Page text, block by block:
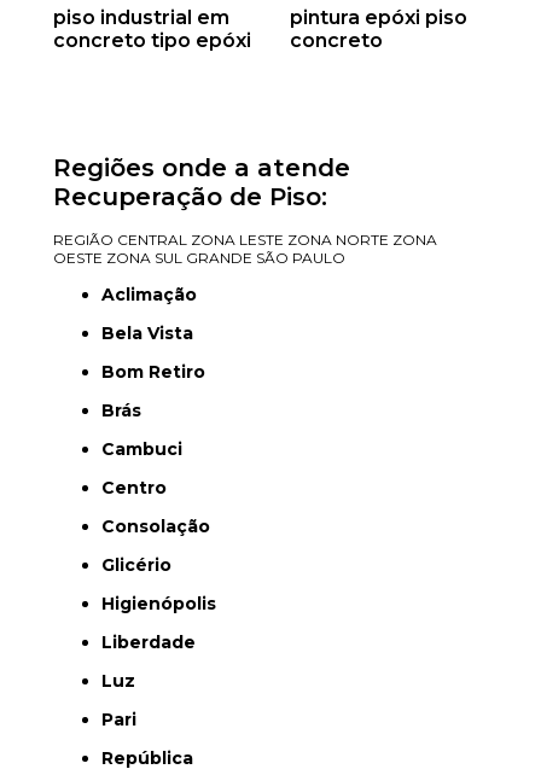
piso industrial em
concreto tipo epóxi
pintura epóxi piso
concreto
Regiões onde a atende
Recuperação de Piso:
REGIÃO CENTRAL ZONA LESTE ZONA NORTE ZONA
OESTE ZONA SUL GRANDE SÃO PAULO
Aclimação
Bela Vista
Bom Retiro
Brás
Cambuci
Centro
Consolação
Glicério
Higienópolis
Liberdade
Luz
Pari
República